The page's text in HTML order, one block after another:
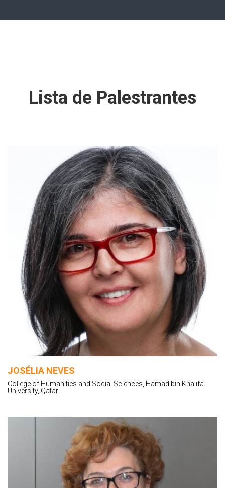
Lista de Palestrantes
JOSÉLIA NEVES
College of Humanities and Social Sciences, Hamad bin Khalifa
University, Qatar